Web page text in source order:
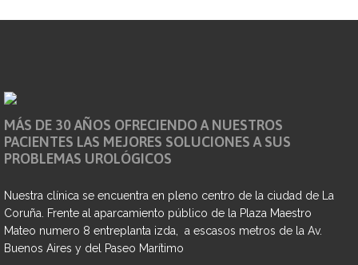
MÁS DE 30 AÑOS OFRECIENDO A NUESTROS
PACIENTES LAS MEJORES SOLUCIONES A SUS
PROBLEMAS UROLÓGICOS
Nuestra clínica se encuentra en pleno centro de la ciudad de La
Coruña. Frente al aparcamiento público de la Plaza Maestro
Mateo numero 8 entreplanta izda, a escasos metros de la Av.
Buenos Aires y del Paseo Marítimo